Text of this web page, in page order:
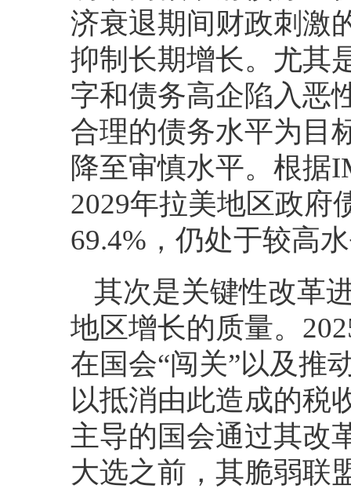
济衰退期间财政刺激
抑制长期增长。尤其
字和债务高企陷入恶
合理的债务水平为目
降至审慎水平。根据
2029年拉美地区政府
69.4%，仍处于较高
其次是关键性改革
地区增长的质量。
在国会“闯关”以及推
以抵消由此造成的税
主导的国会通过其改
大选之前，其脆弱联